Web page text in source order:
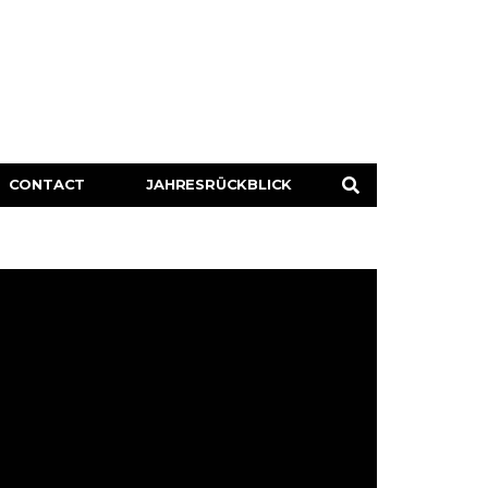
CONTACT JAHRESRÜCKBLICK